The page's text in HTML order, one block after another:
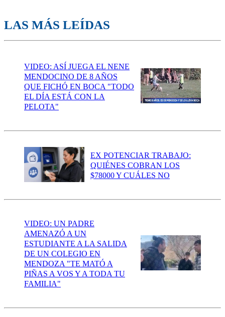
LAS MÁS LEÍDAS
VIDEO: ASÍ JUEGA EL NENE
MENDOCINO DE 8 AÑOS
QUE FICHÓ EN BOCA "TODO
EL DÍA ESTÁ CON LA
PELOTA"
EX POTENCIAR TRABAJO:
QUIÉNES COBRAN LOS
$78000 Y CUÁLES NO
VIDEO: UN PADRE
AMENAZÓ A UN
ESTUDIANTE A LA SALIDA
DE UN COLEGIO EN
MENDOZA "TE MATÓ A
PIÑAS A VOS Y A TODA TU
FAMILIA"